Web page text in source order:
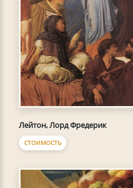
Лейтон, Лорд Фредерик
СТОИМОСТЬ